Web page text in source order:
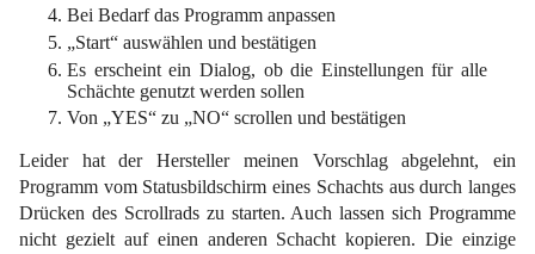
Bei Bedarf das Programm anpassen
„Start“ auswählen und bestätigen
Es erscheint ein Dialog, ob die Einstellungen für alle
Schächte genutzt werden sollen
Von „YES“ zu „NO“ scrollen und bestätigen
Leider hat der Hersteller meinen Vorschlag abgelehnt, ein
Programm vom Statusbildschirm eines Schachts aus durch langes
Drücken des Scrollrads zu starten. Auch lassen sich Programme
nicht gezielt auf einen anderen Schacht kopieren. Die einzige